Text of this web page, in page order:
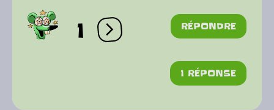
1 Ouvrir les réactions
RÉPONDRE
1 RÉPONSE